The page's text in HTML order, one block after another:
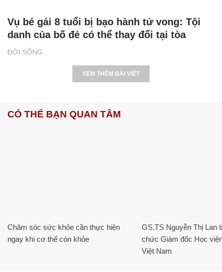
ĐỜI SỐNG
Vụ bé gái 8 tuổi bị bạo hành tử vong: Tội
danh của bố đẻ có thể thay đổi tại tòa
XEM THÊM BÀI VIẾT
CÓ THỂ BẠN QUAN TÂM
Chăm sóc sức khỏe cần thực hiện
ngay khi cơ thể còn khỏe
GS.TS Nguyễn Thị Lan
chức Giám đốc Học
Việt Nam